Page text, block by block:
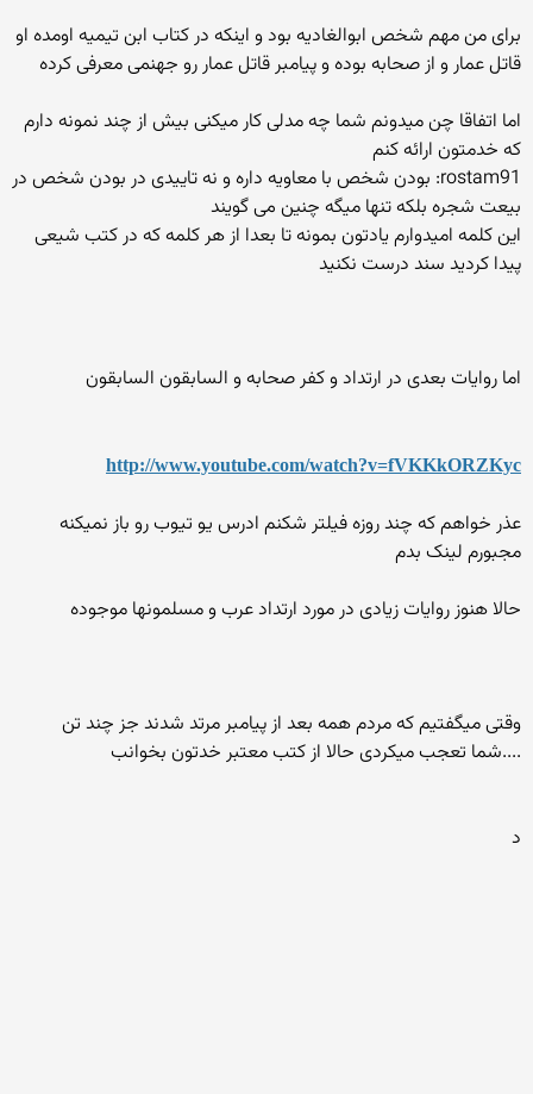
برای من مهم شخص ابوالغادیه بود و اینکه در کتاب ابن تیمیه اومده او
قاتل عمار و از صحابه بوده و پیامبر قاتل عمار رو جهنمی معرفی کرده
اما اتفاقا چن میدونم شما چه مدلی کار میکنی بیش از چند نمونه دارم
که خدمتون ارائه کنم
rostam91: بودن شخص با معاویه داره و نه تاییدی در بودن شخص در
بیعت شجره بلکه تنها میگه چنین می گویند
این کلمه امیدوارم یادتون بمونه تا بعدا از هر کلمه که در کتب شیعی
پیدا کردید سند درست نکنید
اما روایات بعدی در ارتداد و کفر صحابه و السابقون السابقون
http://www.youtube.com/watch?v=fVKKkORZKyc
عذر خواهم که چند روزه فیلتر شکنم ادرس یو تیوب رو باز نمیکنه
مجبورم لینک بدم
حالا هنوز روایات زیادی در مورد ارتداد عرب و مسلمونها موجوده
وقتی میگفتیم که مردم همه بعد از پیامبر مرتد شدند جز چند تن
....شما تعجب میکردی حالا از کتب معتبر خدتون بخوانب
د